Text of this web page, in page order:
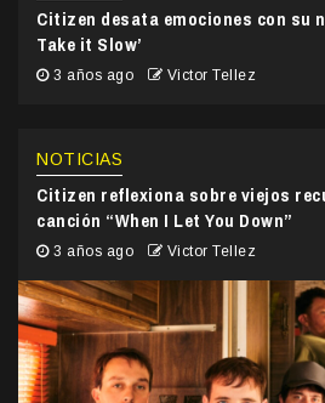
Citizen desata emociones con su
Take it Slow’
3 años ago Victor Tellez
NOTICIAS
Citizen reflexiona sobre viejos
canción “When I Let You Down”
3 años ago Victor Tellez